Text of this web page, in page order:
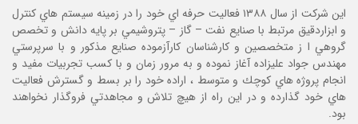
این شرکت از سال ۱۳۸۸ فعاليت حرفه اي خود را در زمينه سيستم هاي كنترل
و ابزاردقيق مرتبط با صنايع نفت – گاز – پتروشيمي بر پايه دانش و تخصص
گروهي ا ز متخصصين و كارشناسان كارآزموده صنايع مذكور و با سرپرستي
مهندس جواد عليزاده آغاز نموده و به مرور زمان و با كسب تجربيات مفيد و
انجام پروژه هاي كوچك و متوسط ، اراده خود را بر بسط و گسترش فعاليت
هاي خود گذارده و در اين راه از هيچ تلاش و مجاهدتي فروگذار نخواهند
بود.